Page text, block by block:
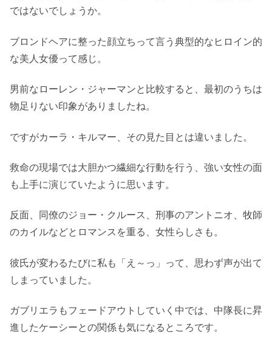
ではないでしょうか。
ブロンドヘアに整った顔立ちって言う典型的なヒロイン的
な美人女優って感じ。
男前なローレン・ジャーマンと比較すると、最初のうちは
物足りない印象がありましたね。
ですがカーラ・キルマー、その見た目とは違いました。
救命の現場では大胆かつ繊細な行動を行う、強い女性の面
も上手に演じていたように思います。
反面、同僚のジョー・クルース、刑事のアントニオ、牧師
のカイルなどとロマンスを重る、女性らしさも。
彼氏が変わるたびに私も「え～っ」って、思わず声が出て
しまっていました。
ガブリエラもフェードアウトしていく中では、中隊長に昇
進したケーシーとの関係も気になるところです。